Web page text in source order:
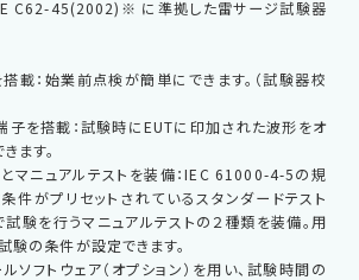
C62-45(2002)※ に準拠した雷サージ試験器
ます。
件がプリセットされているスタンダードテスト
験を行うマニュアルテストの２種類を装備。用
の条件が設定できます。